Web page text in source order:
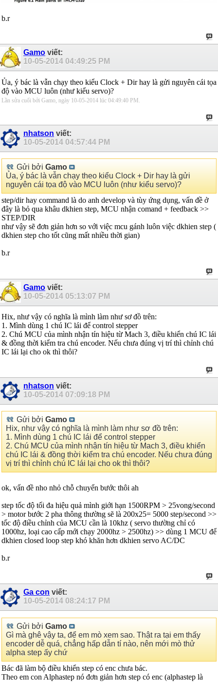
b.r
Gamo viết:
10-05-2014 04:49:25 PM
Ủa, ý bác là vẫn chạy theo kiểu Clock + Dir hay là gửi nguyên cái tọa
độ vào MCU luôn (như kiểu servo)?
Lần sửa cuối bởi Gamo, ngày 10-05-2014 lúc 04:49:40 PM
nhatson viết:
10-05-2014 04:57:44 PM
Gửi bởi Gamo
Ủa, ý bác là vẫn chạy theo kiểu Clock + Dir hay là gửi
nguyên cái tọa độ vào MCU luôn (như kiểu servo)?
step/dir hay command là do anh develop và tùy ứng dụng, vấn đề ở
đây là bỏ qua khâu dkhien step, MCU nhận comand + feedback >>
STEP/DIR
như vậy sẽ đơn giản hơn so với việc mcu gánh luôn việc dkhien step (
dkhien step cho tốt cũng mất nhiều thời gian)
b.r
Gamo viết:
10-05-2014 05:13:07 PM
Hix, như vậy có nghĩa là mình làm như sơ đồ trên:
1. Mình dùng 1 chú IC lái để control stepper
2. Chú MCU của mình nhận tín hiệu từ Mach 3, điều khiển chú IC lái
& đồng thời kiểm tra chú encoder. Nếu chưa đúng vị trí thì chỉnh chú
IC lái lại cho ok thì thôi?
nhatson viết:
10-05-2014 07:09:18 PM
Gửi bởi Gamo
Hix, như vậy có nghĩa là mình làm như sơ đồ trên:
1. Mình dùng 1 chú IC lái để control stepper
2. Chú MCU của mình nhận tín hiệu từ Mach 3, điều khiển
chú IC lái & đồng thời kiểm tra chú encoder. Nếu chưa đúng
vị trí thì chỉnh chú IC lái lại cho ok thì thôi?
ok, vấn đề nho nhỏ chỗ chuyển bước thôi ah
step tốc độ tối đa hiệu quả mình giới hạn 1500RPM > 25vong/second
> motor bước 2 pha thông thường sẽ là 200x25= 5000 step/second >>
tốc độ điều chỉnh của MCU cần là 10khz ( servo thường chỉ có
1000hz, loại cao cấp mới chạy 2000hz > 2500hz) >> dùng 1 MCU để
dkhien closed loop step khó khăn hơn dkhien servo AC/DC
b.r
Ga con viết:
10-05-2014 08:24:17 PM
Gửi bởi Gamo
Gì mà ghê vậy ta, để em mò xem sao. Thật ra tại em thấy
encoder dễ quá, chẳng hấp dẫn tí nào, nên mới mò thử
alpha step ấy chứ
Bác đã làm bộ điều khiển step có enc chưa bác.
Theo em con Alphastep nó đơn giản hơn step có enc (alphastep là